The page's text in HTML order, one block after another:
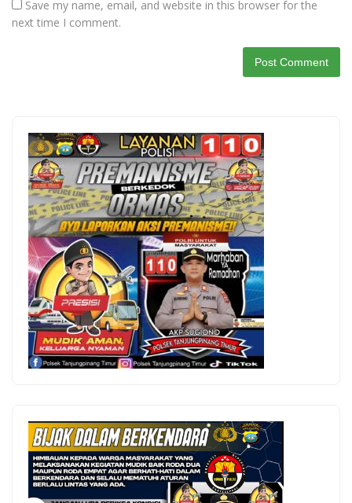
Save my name, email, and website in this browser for the
next time I comment.